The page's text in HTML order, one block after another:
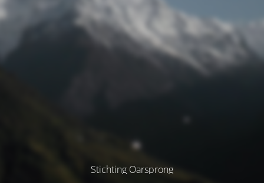
Stichting Oarsprong